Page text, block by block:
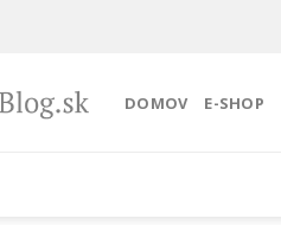
DOMOV E-SHOP